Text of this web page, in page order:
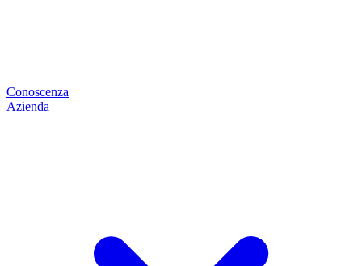
Conoscenza
Azienda